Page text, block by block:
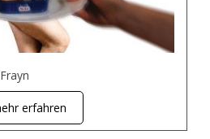
erfahren